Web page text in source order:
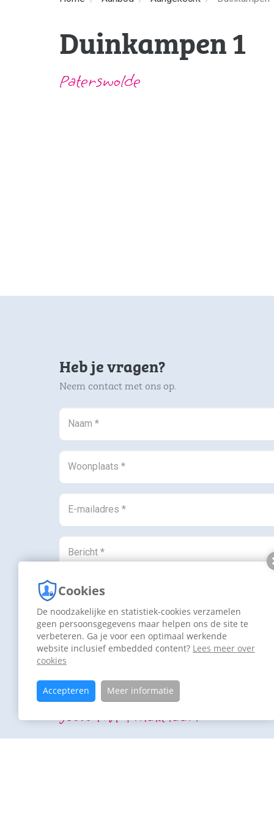
Duinkampen 1
Paterswolde
Heb je vragen?
Neem contact met ons op.
Jouw NVM makelaar:
Dijkstra
Cookies
De noodzakelijke en statistiek-cookies verzamelen
geen persoonsgegevens maar helpen ons de site te
verbeteren. Ga je voor een optimaal werkende
website inclusief embedded content? Lees meer over
cookies
Accepteren Meer informatie